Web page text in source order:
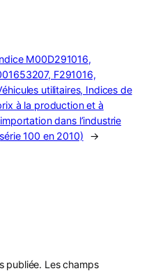
M00D291016,
F291016,
utilitaires, Indices de
à la production et à
dans l’industrie
100 en 2010)
→
publiée. Les champs